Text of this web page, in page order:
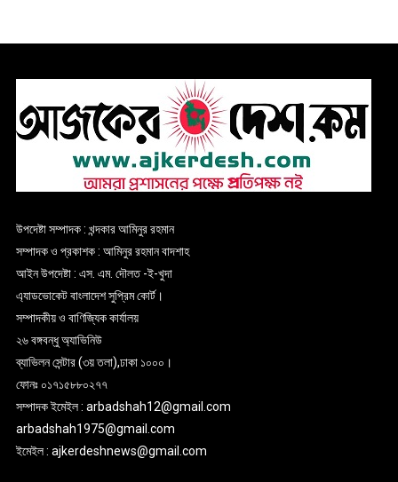
উপদেষ্টা সম্পাদক : খন্দকার আমিনুর রহমান
সম্পাদক ও প্রকাশক : আমিনুর রহমান বাদশাহ
আইন উপদেষ্টা : এস. এম. দৌলত -ই-খুদা
এ্যাডভোকেট বাংলাদেশ সুপ্রিম কোর্ট।
সম্পাদকীয় ও বাণিজ্যিক কার্যালয়
২৬ বঙ্গবন্ধু অ্যাভিনিউ
ব্যাভিলন সেন্টার (৩য় তলা),ঢাকা ১০০০।
ফোনঃ ০১৭১৫৮৮০২৭৭
সম্পাদক ইমেইল : arbadshah12@gmail.com
arbadshah1975@gmail.com
ইমেইল : ajkerdeshnews@gmail.com